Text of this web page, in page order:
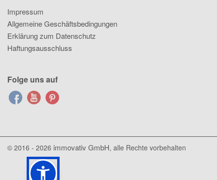
Impressum
Allgemeine Geschäftsbedingungen
Erklärung zum Datenschutz
Haftungsausschluss
Folge uns auf
© 2016 - 2026 immovativ GmbH, alle Rechte vorbehalten